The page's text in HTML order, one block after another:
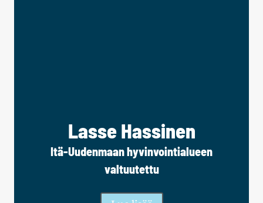
Lasse Hassinen
Itä-Uudenmaan hyvinvointialueen
valtuutettu